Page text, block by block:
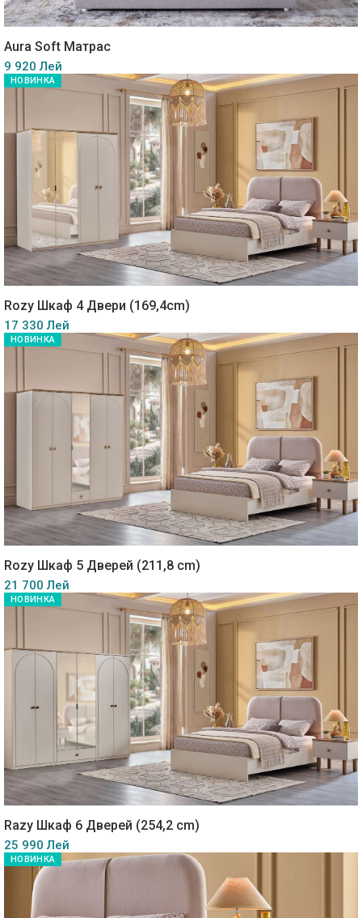
Aura Soft Матрас
9 920 Лей
НОВИНКА
Rozy Шкаф 4 Двери (169,4cm)
17 330 Лей
НОВИНКА
Rozy Шкаф 5 Дверей (211,8 cm)
21 700 Лей
НОВИНКА
Razy Шкаф 6 Дверей (254,2 cm)
25 990 Лей
НОВИНКА